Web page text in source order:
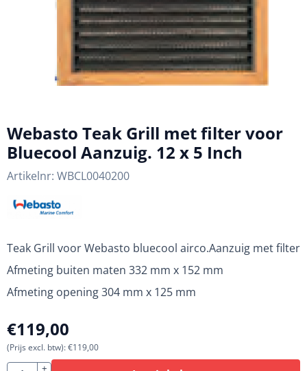
Webasto Teak Grill met filter voor
Bluecool Aanzuig. 12 x 5 Inch
Artikelnr: WBCL0040200
Teak Grill voor Webasto bluecool airco.Aanzuig met filter
Afmeting buiten maten 332 mm x 152 mm
Afmeting opening 304 mm x 125 mm
€119,00
(Prijs excl. btw):€119,00
+